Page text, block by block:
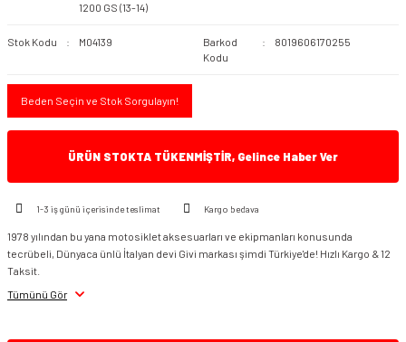
1200 GS (13-14)
Stok Kodu M04139
Barkod
Kodu
8019606170255
Beden Seçin ve Stok Sorgulayın!
ÜRÜN STOKTA TÜKENMİŞTİR, Gelince Haber Ver
1-3 iş günü içerisinde teslimat Kargo bedava
1978 yılından bu yana motosiklet aksesuarları ve ekipmanları konusunda
tecrübeli, Dünyaca ünlü İtalyan devi Givi markası şimdi Türkiye'de! Hızlı Kargo & 12
Taksit.
Tümünü Gör